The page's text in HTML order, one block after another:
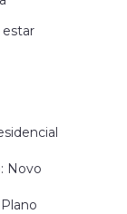
estar
Novo